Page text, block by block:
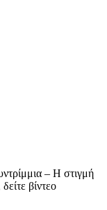
– Η στιγμή
βίντεο